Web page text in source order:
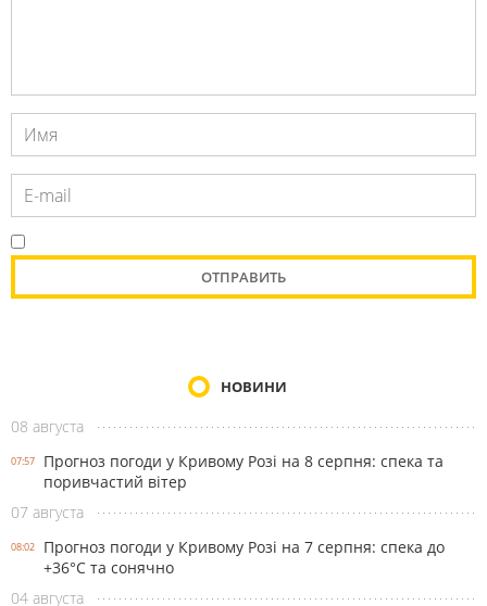
НОВИНИ
08 августа
07:57
Прогноз погоди у Кривому Розі на 8 серпня: спека та
поривчастий вітер
07 августа
08:02
Прогноз погоди у Кривому Розі на 7 серпня: спека до
+36°С та сонячно
04 августа